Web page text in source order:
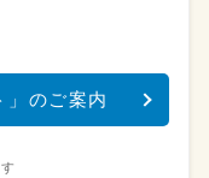
」のご案内